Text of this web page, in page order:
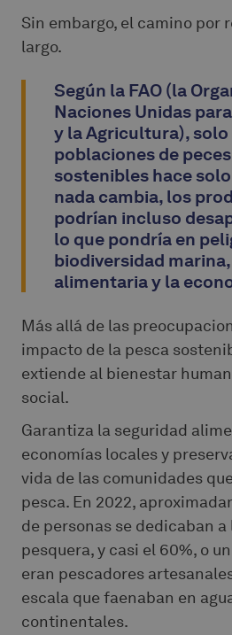
Sin embargo, el camino por
largo.
Según la FAO (la
Naciones Unidas
y la Agricultura), solo
poblaciones de
sostenibles hace
nada cambia, los
podrían incluso
lo que pondría en
biodiversidad
alimentaria y la
Más allá de las
impacto de la pesca
extiende al bienestar
social.
Garantiza la seguridad
economías locales y
vida de las comunidades
pesca. En 2022,
de personas se dedicaban
pesquera, y casi el 60%, o
eran pescadores
escala que faenaban en
continentales.